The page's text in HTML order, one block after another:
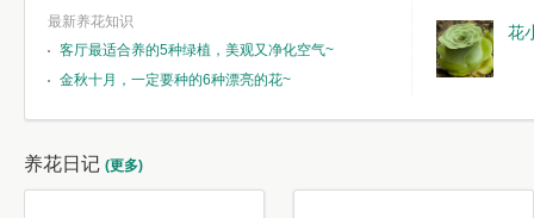
最新养花知识
客厅最适合养的5种绿植，美观又净化空气~
金秋十月，一定要种的6种漂亮的花~
花
养花日记 (更多)